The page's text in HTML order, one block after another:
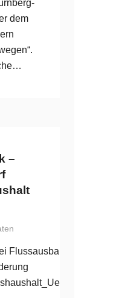
dem
–
Flussausbau und